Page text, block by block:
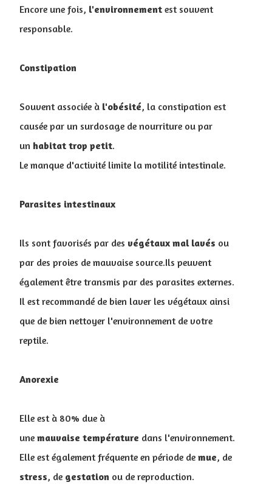
Encore une fois, l'environnement est souvent
responsable.
Constipation
Souvent associée à l'obésité, la constipation est
causée par un surdosage de nourriture ou par
un habitat trop petit.
Le manque d'activité limite la motilité intestinale.
Parasites intestinaux
Ils sont favorisés par des végétaux mal lavés ou
par des proies de mauvaise source.Ils peuvent
également être transmis par des parasites externes.
Il est recommandé de bien laver les végétaux ainsi
que de bien nettoyer l'environnement de votre
reptile.
Anorexie
Elle est à 80% due à
une mauvaise température dans l'environnement.
Elle est également fréquente en période de mue, de
stress, de gestation ou de reproduction.